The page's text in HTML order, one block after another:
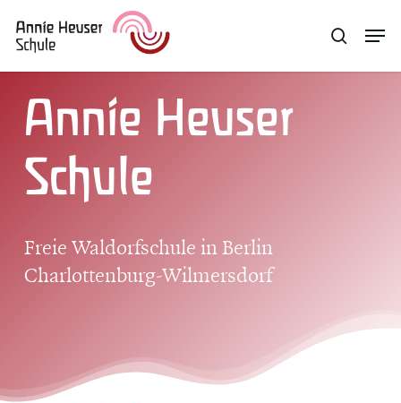
main
content
search
Menu
Annie Heuser
Schule
Freie Waldorfschule in Berlin
Charlottenburg-Wilmersdorf